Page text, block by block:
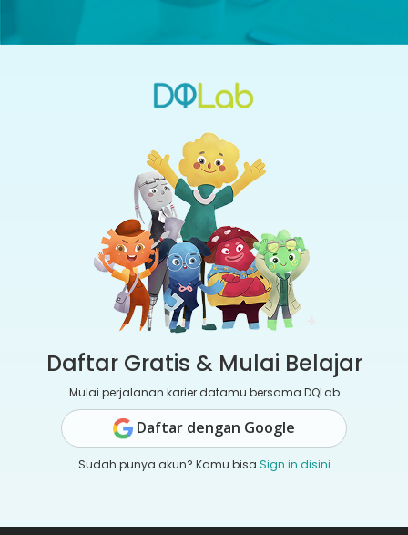
Daftar Gratis & Mulai Belajar
Mulai perjalanan karier datamu bersama DQLab
Daftar dengan Google
Sudah punya akun? Kamu bisa Sign in disini